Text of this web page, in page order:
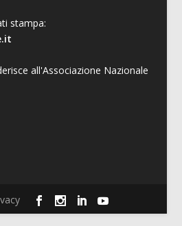
stampa:
all'Associazione Nazionale